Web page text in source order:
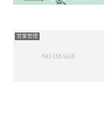
営業管理